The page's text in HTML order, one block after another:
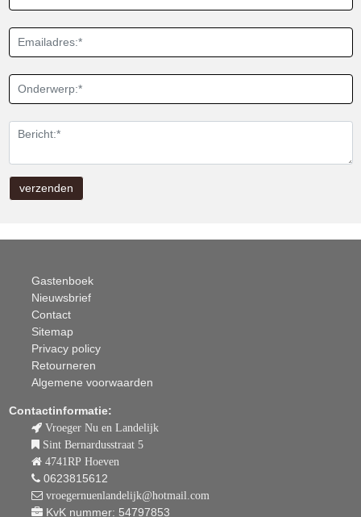
Gastenboek
Nieuwsbrief
Contact
Sitemap
Privacy policy
Retourneren
Algemene voorwaarden
Contactinformatie:
Vroeger Nu en Landelijk
Sint Bernardusstraat 5
4741RP Hoeven
0623815612
vroegernuenlandelijk@hotmail.com
KvK nummer: 54797853